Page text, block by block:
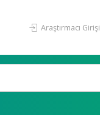
Araştırmacı Girişi